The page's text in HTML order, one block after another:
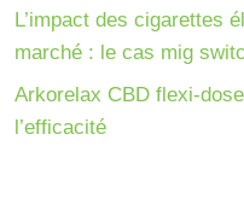
L’impact des cigarettes
marché : le cas mig
Arkorelax CBD flexi-
l’efficacité